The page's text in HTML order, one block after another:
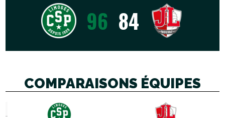
96 84
COMPARAISONS ÉQUIPES